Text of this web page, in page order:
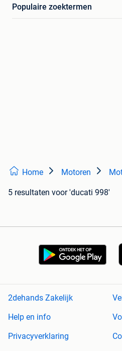
Populaire zoektermen
Home Motoren
5 resultaten voor 'ducati 998'
2dehands Zakelijk
Help en info
Privacyverklaring